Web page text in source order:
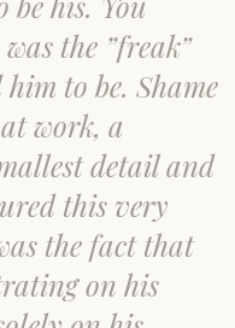
the ”freak”
to be. Shame
work, a
detail and
this very
the fact that
on his